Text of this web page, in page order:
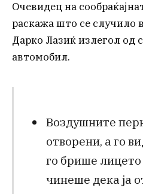
Очевидец на
раскажа што се случило
Дарко Лазиќ излегол од
автомобил.
Воздушните
отворени, а го
го брише лицето
чинеше дека ја